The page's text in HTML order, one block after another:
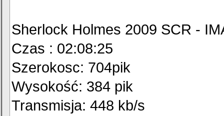
Sherlock Holmes 2009 SCR -
Czas : 02:08:25
Szerokosc: 704pik
Wysokość: 384 pik
Transmisja: 448 kb/s